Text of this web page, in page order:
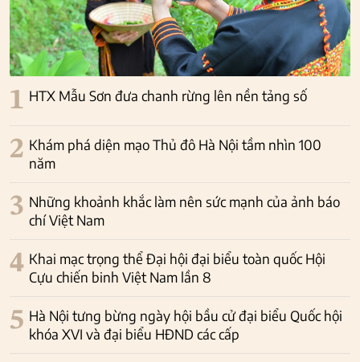
1 HTX Mẫu Sơn đưa chanh rừng lên nền tảng số
2 Khám phá diện mạo Thủ đô Hà Nội tầm nhìn 100
năm
3 Những khoảnh khắc làm nên sức mạnh của ảnh báo
chí Việt Nam
4 Khai mạc trọng thể Đại hội đại biểu toàn quốc Hội
Cựu chiến binh Việt Nam lần 8
5 Hà Nội tưng bừng ngày hội bầu cử đại biểu Quốc hội
khóa XVI và đại biểu HĐND các cấp